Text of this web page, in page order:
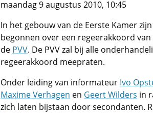
maandag 9 augustus 2010, 10:45
In het gebouw van de Eerste Kamer
begonnen over een regeerakkoord van
de PVV. De PVV zal bij alle
regeerakkoord meepraten.
Onder leiding van informateur Ivo
Maxime Verhagen en Geert Wilders in
zich laten bijstaan door secondanten.